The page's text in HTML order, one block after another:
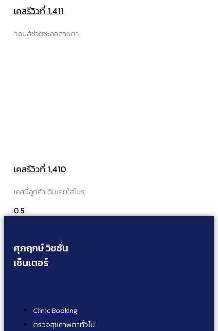
เคสรีวิวที่ 1,411
“เลนส์ช่วยชะลอสายตา
เคสรีวิวที่ 1,410
เคสนี้ลูกค้าเดิมเคยใส่โปร
ศุภฤกษ์ วิชชั่น
เซ็นเตอร์
Clinic Booking
ตรวจสุขภาพตาทั่วไป